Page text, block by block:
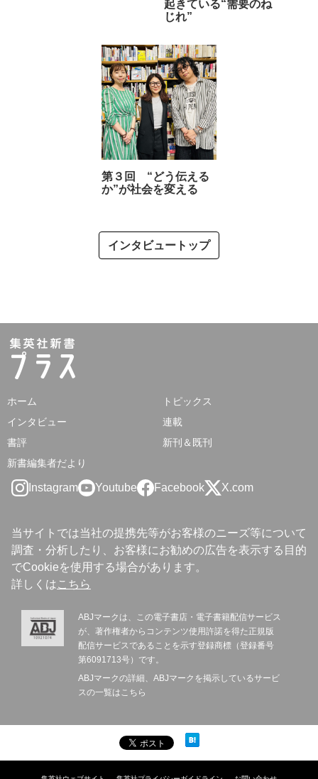
起きている“需要のね
じれ”
第３回 “どう伝える
か”が社会を変える
インタビュートップ
ホーム
トピックス
インタビュー
連載
書評
新刊＆既刊
新書編集者だより
Instagram Youtube Facebook X.com
当サイトでは当社の提携先等がお客様のニーズ等について
調査・分析したり、お客様にお勧めの広告を表示する目的
でCookieを使用する場合があります。
詳しくはこちら
ABJマークは、この電子書店・電子書籍配信サービス
が、著作権者からコンテンツ使用許諾を得た正規版
配信サービスであることを示す登録商標（登録番号
第6091713号）です。
ABJマークの詳細、ABJマークを掲示しているサービ
スの一覧は こちら